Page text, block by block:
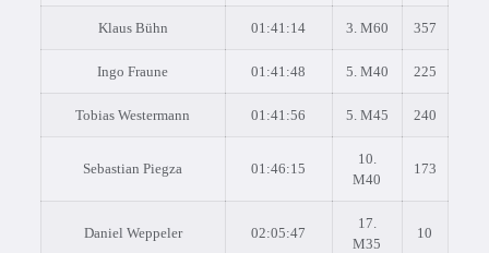
Klaus Bühn 01:41:14 3. M60 357
Ingo Fraune 01:41:48 5. M40 225
Tobias Westermann 01:41:56 5. M45 240
Sebastian Piegza 01:46:15
10.
M40
173
Daniel Weppeler 02:05:47
17.
M35
10